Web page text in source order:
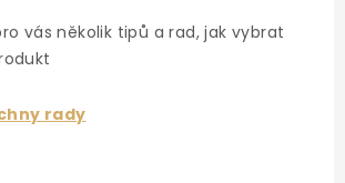
vás několik tipů a rad, jak vybrat
rady